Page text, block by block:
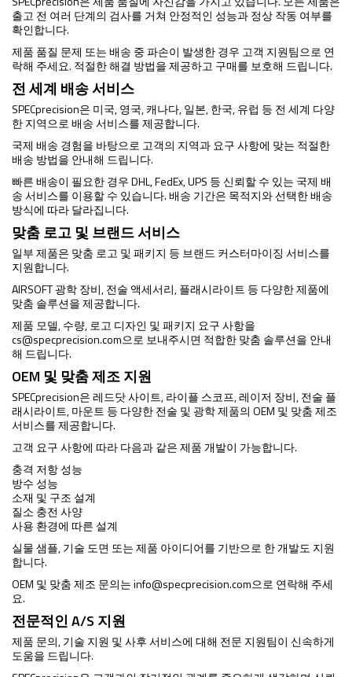
출고 전 여러 단계의 검사를 거쳐 안정적인 성능과 정상 작동 여부를
확인합니다.
제품 품질 문제 또는 배송 중 파손이 발생한 경우 고객 지원팀으로 연
락해 주세요. 적절한 해결 방법을 제공하고 구매를 보호해 드립니다.
전 세계 배송 서비스
SPECprecision은 미국, 영국, 캐나다, 일본, 한국, 유럽 등 전 세계 다양
한 지역으로 배송 서비스를 제공합니다.
국제 배송 경험을 바탕으로 고객의 지역과 요구 사항에 맞는 적절한
배송 방법을 안내해 드립니다.
빠른 배송이 필요한 경우 DHL, FedEx, UPS 등 신뢰할 수 있는 국제 배
송 서비스를 이용할 수 있습니다. 배송 기간은 목적지와 선택한 배송
방식에 따라 달라집니다.
맞춤 로고 및 브랜드 서비스
일부 제품은 맞춤 로고 및 패키지 등 브랜드 커스터마이징 서비스를
지원합니다.
AIRSOFT 광학 장비, 전술 액세서리, 플래시라이트 등 다양한 제품에
맞춤 솔루션을 제공합니다.
제품 모델, 수량, 로고 디자인 및 패키지 요구 사항을
cs@specprecision.com으로 보내주시면 적합한 맞춤 솔루션을 안내
해 드립니다.
OEM 및 맞춤 제조 지원
SPECprecision은 레드닷 사이트, 라이플 스코프, 레이저 장비, 전술 플
래시라이트, 마운트 등 다양한 전술 및 광학 제품의 OEM 및 맞춤 제조
서비스를 제공합니다.
고객 요구 사항에 따라 다음과 같은 제품 개발이 가능합니다.
충격 저항 성능
방수 성능
소재 및 구조 설계
질소 충전 사양
사용 환경에 따른 설계
실물 샘플, 기술 도면 또는 제품 아이디어를 기반으로 한 개발도 지원
합니다.
OEM 및 맞춤 제조 문의는info@specprecision.com으로 연락해 주세
요.
전문적인 A/S 지원
제품 문의, 기술 지원 및 사후 서비스에 대해 전문 지원팀이 신속하게
도움을 드립니다.